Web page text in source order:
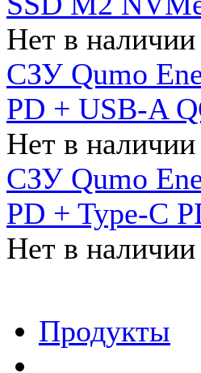
Нет в наличии
СЗУ Qumo
PD + USB-A
Нет в наличии
СЗУ Qumo
PD + Type-C
Нет в наличии
Продукты